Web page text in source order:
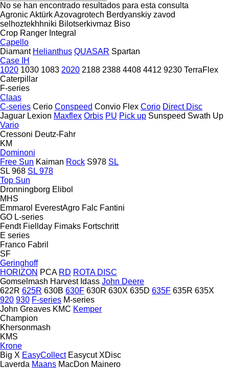
No se han encontrado resultados para esta consulta
AgronicAktürkAzovagrotech Berdyanskiy zavod
selhoztekhhniki Bilotserkivmaz Biso
Crop Ranger Integral
Capello
Diamant Helianthus QUASAR Spartan
Case IH
1020 1030 1083 2020 2188 2388 4408 4412 9230 TerraFlex
Caterpillar
F-series
Claas
C-series Cerio Conspeed Convio Flex Corio Direct Disc
Jaguar Lexion Maxflex Orbis PU Pick up Sunspeed Swath Up
Vario
Cressoni Deutz-Fahr
KM
Dominoni
Free Sun Kaiman Rock S978 SL
SL 968 SL 978
Top Sun
Dronningborg Elibol
MHS
Emmarol EverestAgro Falc Fantini
GO L-series
Fendt Fiellday Fimaks Fortschritt
E series
Franco Fabril
SF
Geringhoff
HORIZON PCA RD ROTA DISC
Gomselmash Harvest Idass John Deere
622R 625R 630B 630F 630R 630X 635D 635F 635R 635X
920 930 F-series M-series
John Greaves KMC Kemper
Champion
Khersonmash
KMS
Krone
Big X EasyCollect Easycut XDisc
Laverda Maans MacDon Mainero